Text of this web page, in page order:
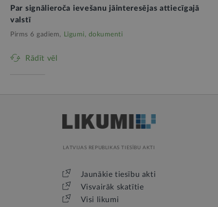
Par signālieroča ievešanu jāinteresējas attiecīgajā
valstī
Pirms 6 gadiem, Līgumi, dokumenti
Rādīt vēl
LATVIJAS REPUBLIKAS TIESĪBU AKTI
Jaunākie tiesību akti
Visvairāk skatītie
Visi likumi